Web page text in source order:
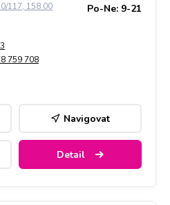
117, 158 00
Po-Ne: 9-21
759 708
Navigovat
Detail